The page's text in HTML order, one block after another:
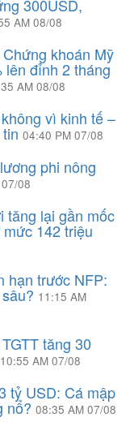
300USD,
AM 08/08
khoán Mỹ
lên đỉnh 2 tháng
AM 08/08
vì kinh tế –
04:40 PM 07/08
phi nông
08
tăng lại gần mốc
mức 142 triệu
hạn trước NFP:
11:15 AM
tăng 30
10:55 AM 07/08
tỷ USD: Cá mập
nổ? 08:35 AM 07/08